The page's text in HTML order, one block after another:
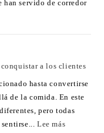
han servido de corredor
a los clientes
hasta convertirse
de la comida. En este
pero todas
sentirse...Lee más